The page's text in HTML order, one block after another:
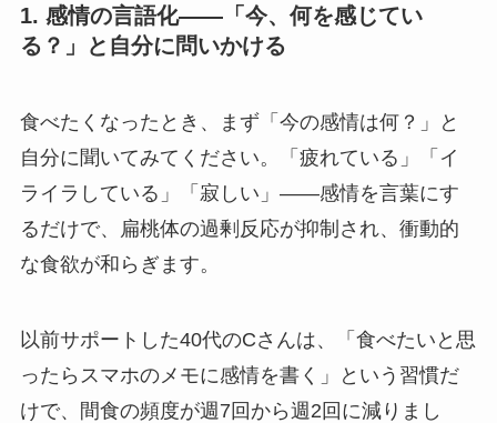
1. 感情の言語化——「今、何を感じてい
る？」と自分に問いかける
食べたくなったとき、まず「今の感情は何？」と
自分に聞いてみてください。「疲れている」「イ
ライラしている」「寂しい」——感情を言葉にす
るだけで、扁桃体の過剰反応が抑制され、衝動的
な食欲が和らぎます。
以前サポートした40代のCさんは、「食べたいと思
ったらスマホのメモに感情を書く」という習慣だ
けで、間食の頻度が週7回から週2回に減りまし